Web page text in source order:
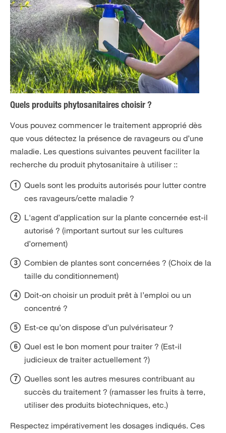
Quels produits phytosanitaires choisir ?
Vous pouvez commencer le traitement approprié dès
que vous détectez la présence de ravageurs ou d’une
maladie. Les questions suivantes peuvent faciliter la
recherche du produit phytosanitaire à utiliser ::
Quels sont les produits autorisés pour lutter contre
ces ravageurs/cette maladie ?
L'agent d’application sur la plante concernée est-il
autorisé ? (important surtout sur les cultures
d’ornement)
Combien de plantes sont concernées ? (Choix de la
taille du conditionnement)
Doit-on choisir un produit prêt à l’emploi ou un
concentré ?
Est-ce qu’on dispose d’un pulvérisateur ?
Quel est le bon moment pour traiter ? (Est-il
judicieux de traiter actuellement ?)
Quelles sont les autres mesures contribuant au
succès du traitement ? (ramasser les fruits à terre,
utiliser des produits biotechniques, etc.)
Respectez impérativement les dosages indiqués. Ces